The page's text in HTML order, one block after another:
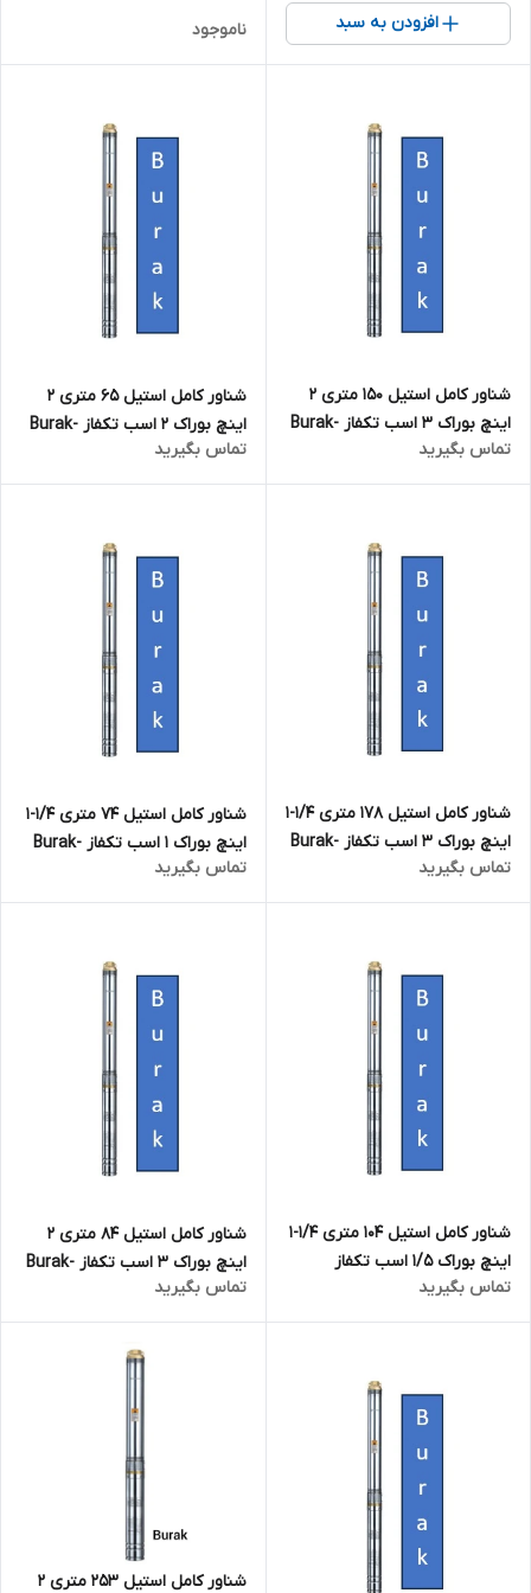
بلند تک فازافزودن به سبد ناموجود
شناور کامل استیل 150 متری 2
اینچ بوراک 3 اسب تکفاز Burak-
4SDM6/21 | پمپ تنه 4 اینچ
تماس بگیرید
شناور کامل استیل 65 متری 2
اینچ بوراک 2 اسب تکفاز Burak-
4SDM10/10 | پمپ تنه ۴ اینچ
تماس بگیرید
شناور کامل استیل 178 متری 1/4-1
اینچ بوراک 3 اسب تکفاز Burak-
۴ اینچ
تماس بگیرید
شناور کامل استیل 74 متری 1/4-1
اینچ بوراک ۱ اسب تکفاز Burak-
اینچ
تماس بگیرید
شناور کامل استیل 104 متری 1/4-1
اینچ بوراک 1/5 اسب تکفاز
متری تنه ۴ اینچ
تماس بگیرید
شناور کامل استیل 84 متری 2
اینچ بوراک 3 اسب تکفاز Burak-
۴ اینچ
تماس بگیرید
شناور کامل استیل 253 متری 2